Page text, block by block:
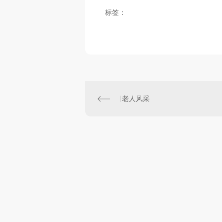
标签：
老人风采